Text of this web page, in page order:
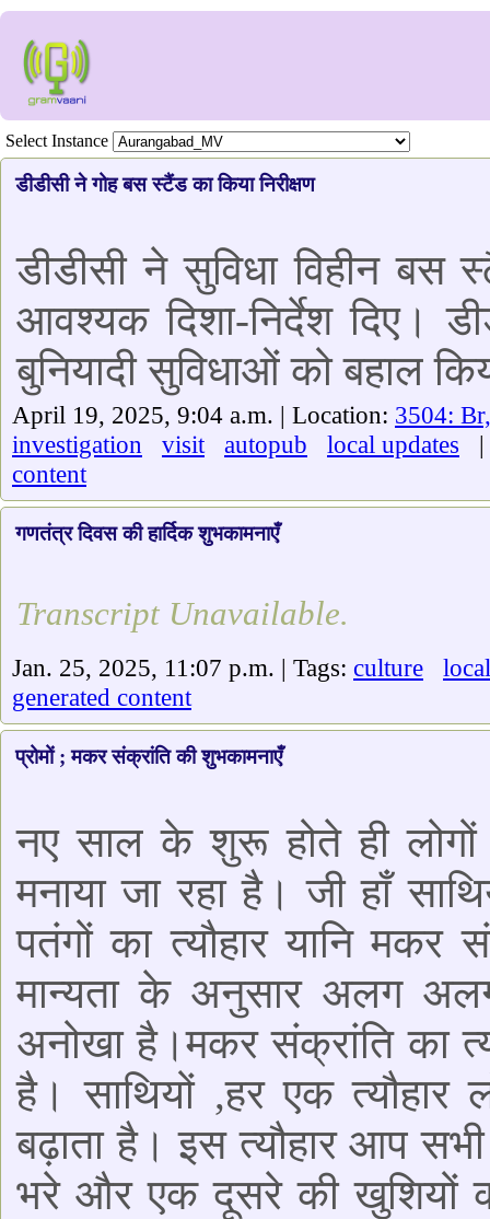
Select Instance
डीडीसी ने गोह बस स्टैंड का किया निरीक्षण
डीडीसी ने सुविधा विहीन बस
आवश्यक दिशा-निर्देश दिए।
बुनियादी सुविधाओं को बहाल
April 19, 2025, 9:04 a.m. | Location: 3504:
investigation
visit autopub local updates |
content
गणतंत्र दिवस की हार्दिक शुभकामनाएँ
Transcript Unavailable.
Jan. 25, 2025, 11:07 p.m. | Tags: culture
generated content
प्रोमों ; मकर संक्रांति की शुभकामनाएँ
नए साल के शुरू होते ही
मनाया जा रहा है। जी हाँ
पतंगों का त्यौहार यानि मकर
मान्यता के अनुसार अलग
अनोखा है।मकर संक्रांति का
है। साथियों ,हर एक
बढ़ाता है। इस त्यौहार आप
भरे और एक दूसरे की खुशियों